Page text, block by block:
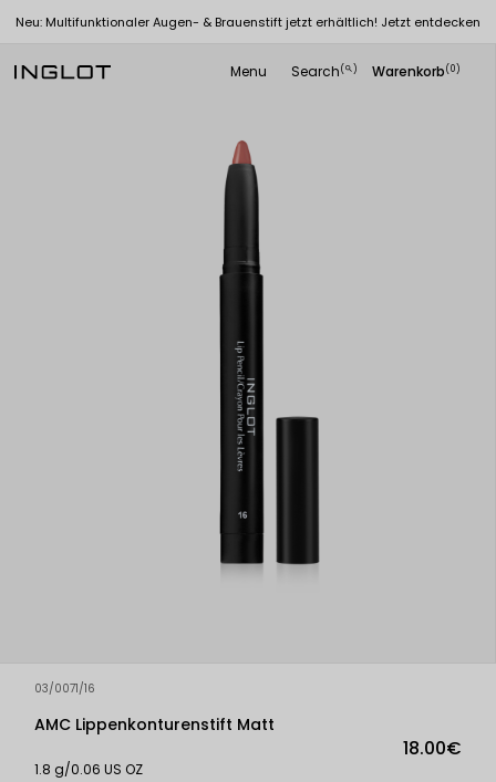
Neu: Multifunktionaler Augen- & Brauenstift jetzt erhältlich! Jetzt entdecken
Menu Search(
search ) Warenkorb(0)
03/0071/16
AMC Lippenkonturenstift Matt
18.00€
1.8 g/0.06 US OZ